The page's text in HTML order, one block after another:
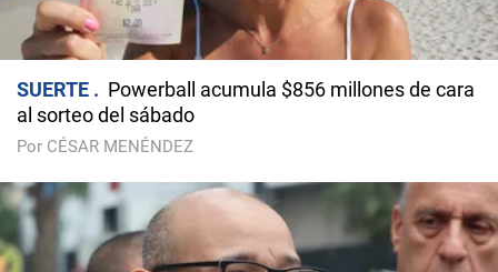
SUERTE
Powerball acumula $856 millones de cara
al sorteo del sábado
Por CÉSAR MENÉNDEZ